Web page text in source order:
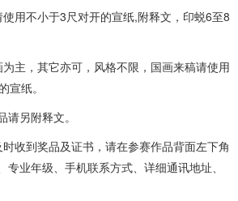
使用不小于3尺对开的宣纸,附释文，印蜕6至8
为主，其它亦可，风格不限，国画来稿请使用
宣纸。
另附释文。
收到奖品及证书，请在参赛作品背面左下角
专业年级、手机联系方式、详细通讯地址、